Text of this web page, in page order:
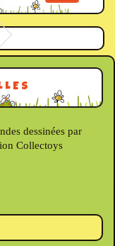
dessinées par
Collectoys